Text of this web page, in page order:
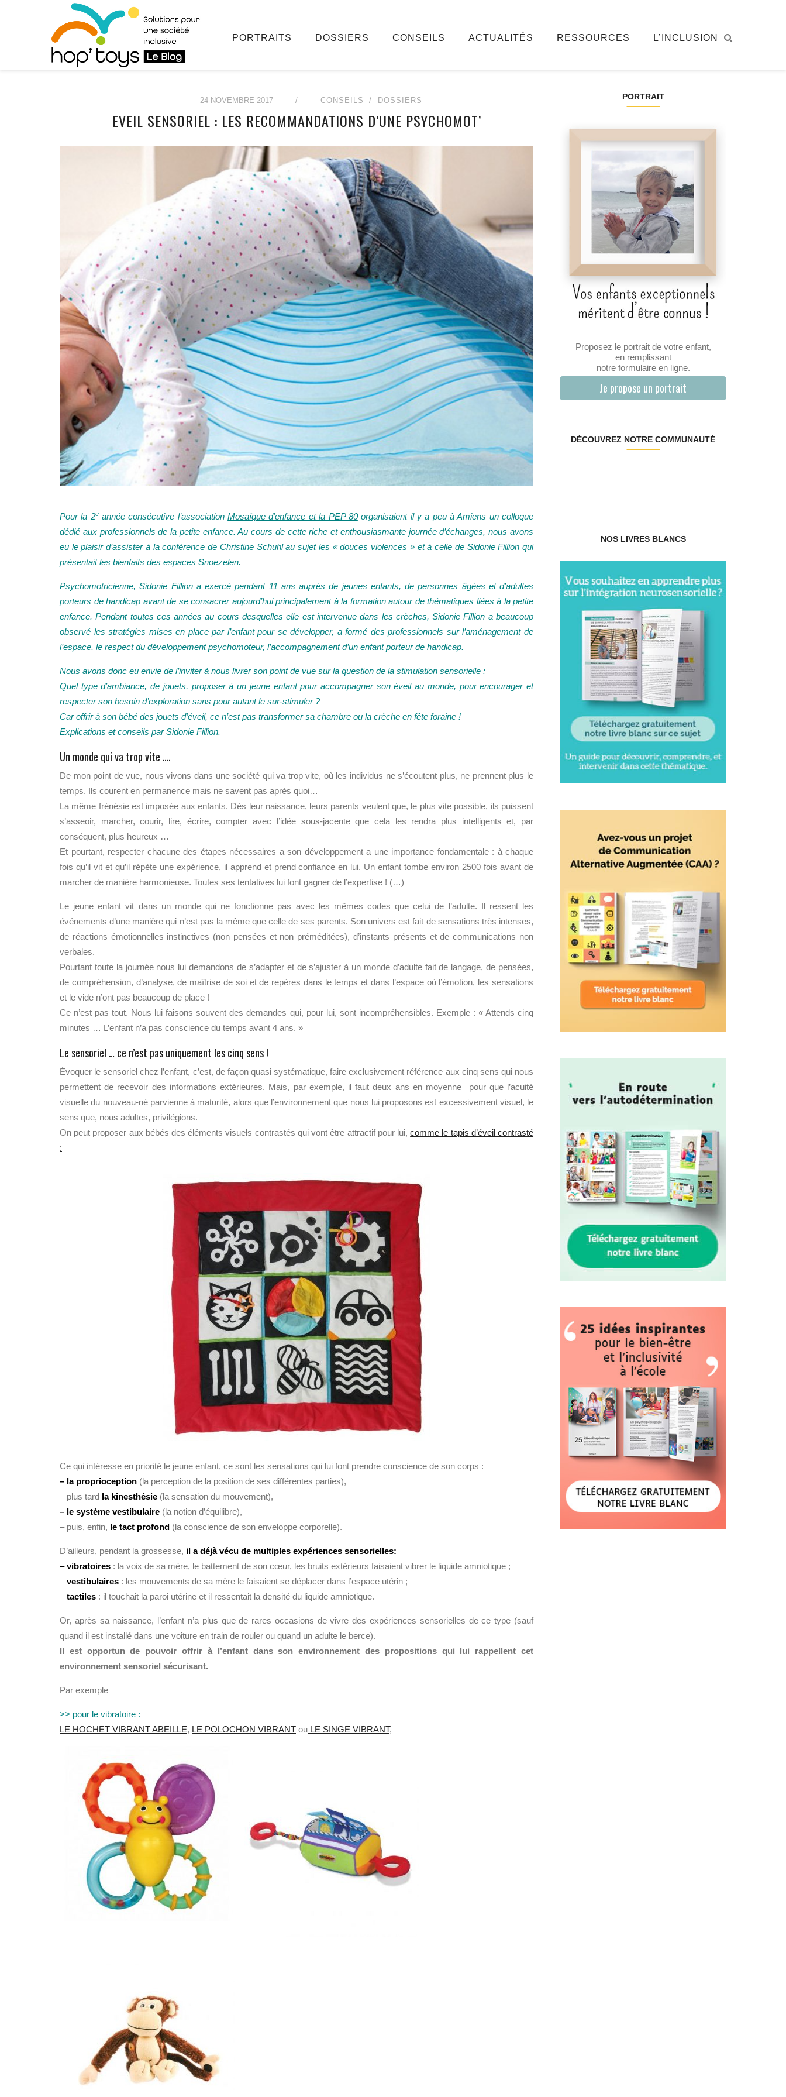
PORTRAITS DOSSIERS CONSEILS ACTUALITÉS RESSOURCES L’INCLUSION
24 NOVEMBRE 2017 / CONSEILS DOSSIERS
EVEIL SENSORIEL : LES RECOMMANDATIONS D’UNE PSYCHOMOT’
Pour la 2eannée consécutive l’associationMosaïque d’enfance et la PEP 80organisaient il y a peu à Amiens un colloque
dédié aux professionnels de la petite enfance. Au cours de cette riche et enthousiasmante journée d’échanges, nous avons
eu le plaisir d’assister à la conférence de Christine Schuhl au sujet les « douces violences » et à celle de Sidonie Fillion qui
présentait les bienfaits des espaces Snoezelen.
Psychomotricienne, Sidonie Fillion a exercé pendant 11 ans auprès de jeunes enfants, de personnes âgées et d’adultes
porteurs de handicap avant de se consacrer aujourd’hui principalement à la formation autour de thématiques liées à la petite
enfance. Pendant toutes ces années au cours desquelles elle est intervenue dans les crèches, Sidonie Fillion a beaucoup
observé les stratégies mises en place par l’enfant pour se développer, a formé des professionnels sur l’aménagement de
l’espace, le respect du développement psychomoteur, l’accompagnement d’un enfant porteur de handicap.
Nous avons donc eu envie de l’inviter à nous livrer son point de vue sur la question de la stimulation sensorielle :
Quel type d’ambiance, de jouets, proposer à un jeune enfant pour accompagner son éveil au monde, pour encourager et
respecter son besoin d’exploration sans pour autant le sur-stimuler ?
Car offrir à son bébé des jouets d’éveil, ce n’est pas transformer sa chambre ou la crèche en fête foraine !
Explications et conseils par Sidonie Fillion.
Un monde qui va trop vite ….
De mon point de vue, nous vivons dans une société qui va trop vite, où les individus ne s’écoutent plus, ne prennent plus le
temps. Ils courent en permanence mais ne savent pas après quoi…
La même frénésie est imposée aux enfants. Dès leur naissance, leurs parents veulent que, le plus vite possible, ils puissent
s’asseoir, marcher, courir, lire, écrire, compter avec l’idée sous-jacente que cela les rendra plus intelligents et, par
conséquent, plus heureux …
Et pourtant, respecter chacune des étapes nécessaires a son développement a une importance fondamentale : à chaque
fois qu’il vit et qu’il répète une expérience, il apprend et prend confiance en lui. Un enfant tombe environ 2500 fois avant de
marcher de manière harmonieuse. Toutes ses tentatives lui font gagner de l’expertise ! (…)
Le jeune enfant vit dans un monde qui ne fonctionne pas avec les mêmes codes que celui de l’adulte. Il ressent les
événements d’une manière qui n’est pas la même que celle de ses parents. Son univers est fait de sensations très intenses,
de réactions émotionnelles instinctives (non pensées et non préméditées), d’instants présents et de communications non
verbales.
Pourtant toute la journée nous lui demandons de s’adapter et de s’ajuster à un monde d’adulte fait de langage, de pensées,
de compréhension, d’analyse, de maîtrise de soi et de repères dans le temps et dans l’espace où l’émotion, les sensations
et le vide n’ont pas beaucoup de place !
Ce n’est pas tout. Nous lui faisons souvent des demandes qui, pour lui, sont incompréhensibles. Exemple : « Attends cinq
minutes … L’enfant n’a pas conscience du temps avant 4 ans. »
Le sensoriel … ce n’est pas uniquement les cinq sens !
Évoquer le sensoriel chez l’enfant, c’est, de façon quasi systématique, faire exclusivement référence aux cinq sens qui nous
permettent de recevoir des informations extérieures. Mais, par exemple, il faut deux ans en moyenne pour que l’acuité
visuelle du nouveau-né parvienne à maturité, alors que l’environnement que nous lui proposons est excessivement visuel, le
sens que, nous adultes, privilégions.
On peut proposer aux bébés des éléments visuels contrastés qui vont être attractif pour lui,comme le tapis d’éveil contrasté
:
Ce qui intéresse en priorité le jeune enfant, ce sont les sensations qui lui font prendre conscience de son corps :
– la proprioception (la perception de la position de ses différentes parties),
– plus tard la kinesthésie (la sensation du mouvement),
– le système vestibulaire (la notion d’équilibre),
– puis, enfin, le tact profond (la conscience de son enveloppe corporelle).
D’ailleurs, pendant la grossesse, il a déjà vécu de multiples expériences sensorielles:
–vibratoires : la voix de sa mère, le battement de son cœur, les bruits extérieurs faisaient vibrer le liquide amniotique ;
–vestibulaires : les mouvements de sa mère le faisaient se déplacer dans l’espace utérin ;
–tactiles : il touchait la paroi utérine et il ressentait la densité du liquide amniotique.
Or, après sa naissance, l’enfant n’a plus que de rares occasions de vivre des expériences sensorielles de ce type (sauf
quand il est installé dans une voiture en train de rouler ou quand un adulte le berce).
Il est opportun de pouvoir offrir à l’enfant dans son environnement des propositions qui lui rappellent cet
environnement sensoriel sécurisant.
Par exemple
>> pour le vibratoire :
LE HOCHET VIBRANT ABEILLE, LE POLOCHON VIBRANT ou LE SINGE VIBRANT,
PORTRAIT
Proposez le portrait de votre enfant,
en remplissant
notre formulaire en ligne.
Je propose un portrait
DÉCOUVREZ NOTRE COMMUNAUTÉ
NOS LIVRES BLANCS